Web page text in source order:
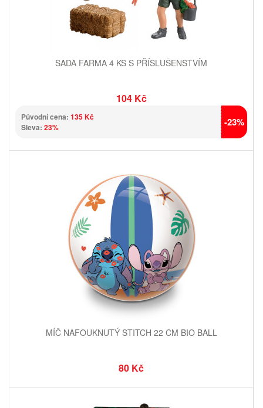
SADA FARMA 4 KS S PŘÍSLUŠENSTVÍM
104 Kč
Původní cena: 135 Kč
Sleva: 23% -23%
MÍČ NAFOUKNUTÝ STITCH 22 CM BIO BALL
80 Kč